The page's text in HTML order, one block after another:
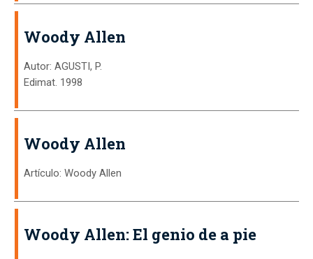
Woody Allen
Autor: AGUSTI, P.
Edimat. 1998
Woody Allen
Artículo: Woody Allen
Woody Allen: El genio de a pie